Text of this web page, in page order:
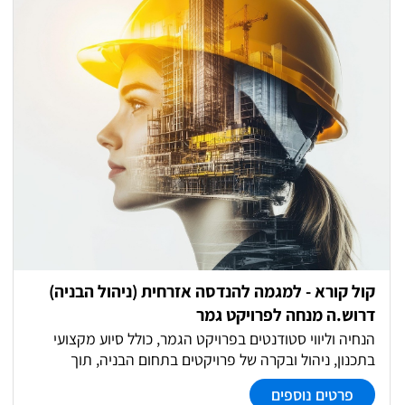
קול קורא - למגמה להנדסה אזרחית (ניהול הבניה)
דרוש.ה מנחה לפרויקט גמר
הנחיה וליווי סטודנטים בפרויקט הגמר, כולל סיוע מקצועי
בתכנון, ניהול ובקרה של פרויקטים בתחום הבניה, תוך
הקניית כלים יישומיים וחשיבה הנדסית מתקדמת.
פרטים נוספים